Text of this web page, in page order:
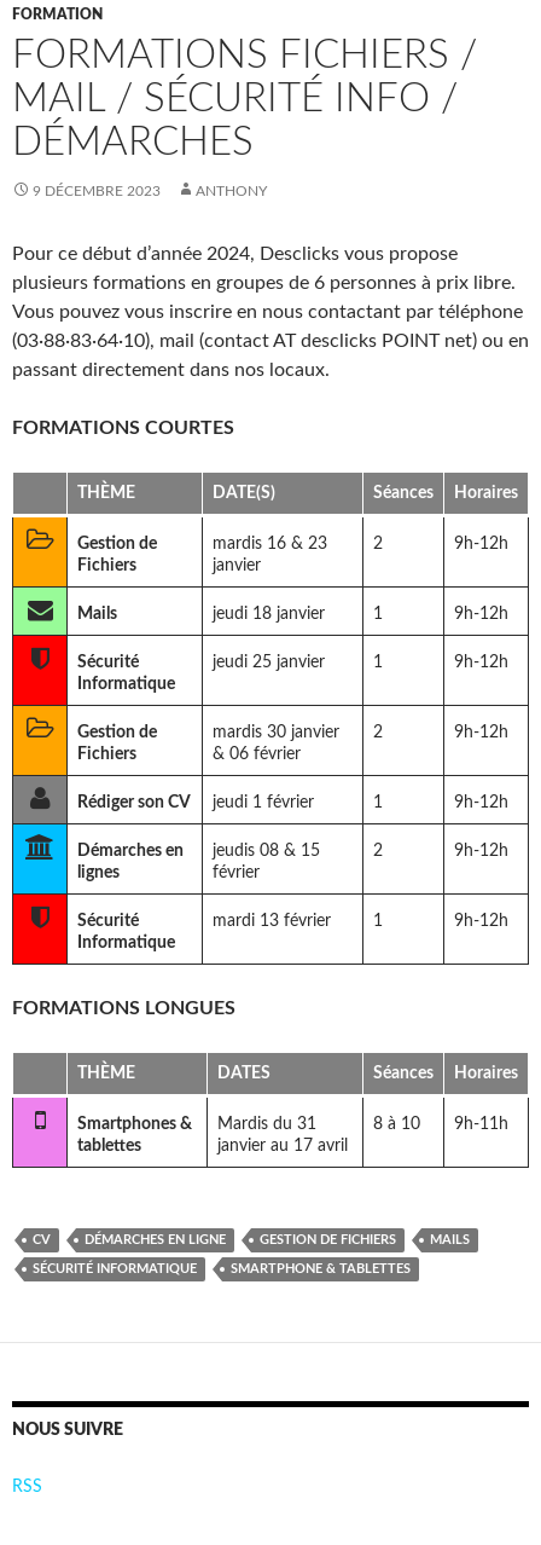
FORMATION
FORMATIONS FICHIERS /
MAIL / SÉCURITÉ INFO /
DÉMARCHES
9 DÉCEMBRE 2023 ANTHONY
Pour ce début d’année 2024, Desclicks vous propose
plusieurs formations en groupes de 6 personnes à prix libre.
Vous pouvez vous inscrire en nous contactant par téléphone
(03·88·83·64·10), mail (contact AT desclicks POINT net) ou en
passant directement dans nos locaux.
FORMATIONS COURTES
THÈME DATE(S) Séances Horaires
Gestion de
Fichiers
mardis 16 & 23
janvier
2 9h-12h
Mails jeudi 18 janvier 1 9h-12h
Sécurité
Informatique
jeudi 25 janvier 1 9h-12h
Gestion de
Fichiers
mardis 30 janvier
& 06 février
2 9h-12h
Rédiger son CV jeudi 1 février 1 9h-12h
Démarches en
lignes
jeudis 08 & 15
février
2 9h-12h
Sécurité
Informatique
mardi 13 février 1 9h-12h
FORMATIONS LONGUES
THÈME DATES Séances Horaires
Smartphones &
tablettes
Mardis du 31
janvier au 17 avril
8 à 10 9h-11h
CV DÉMARCHES EN LIGNE GESTION DE FICHIERS MAILS
SÉCURITÉ INFORMATIQUE SMARTPHONE & TABLETTES
NOUS SUIVRE
RSS